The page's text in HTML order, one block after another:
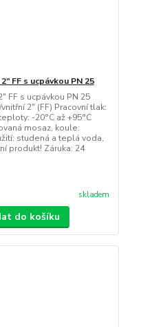
FF s ucpávkou PN 25
FF s ucpávkou PN 25
2" (FF) Pracovní tlak:
-20°C až +95°C
mosaz, koule:
studená a teplá voda,
produkt! Záruka: 24
skladem
do košíku